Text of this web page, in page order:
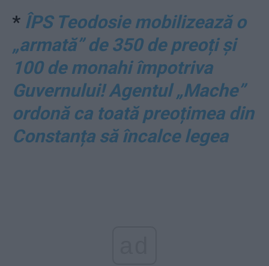
* ÎPS Teodosie mobilizează o
„armată” de 350 de preoți și
100 de monahi împotriva
Guvernului! Agentul „Mache”
ordonă ca toată preoțimea din
Constanța să încalce legea